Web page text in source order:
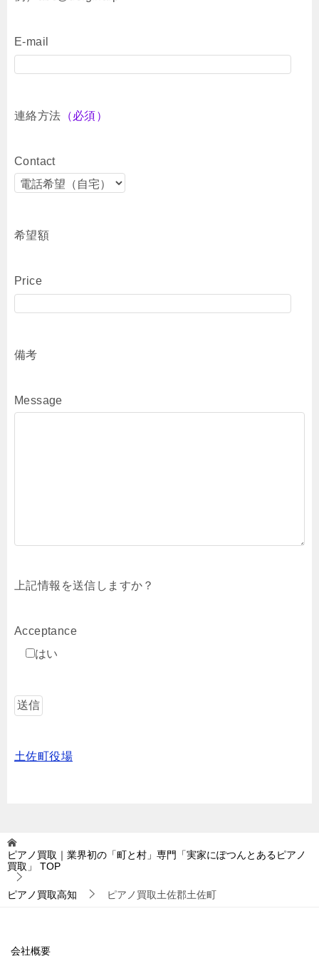
E-mail
連絡方法 （必須）
Contact
希望額
Price
備考
Message
上記情報を送信しますか？
Acceptance
はい
土佐町役場
ピアノ買取｜業界初の「町と村」専門「実家にぽつんとあるピアノ
買取」
TOP
ピアノ買取高知 ピアノ買取土佐郡土佐町
会社概要